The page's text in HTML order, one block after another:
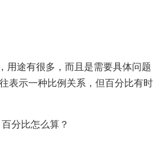
用途有很多，而且是需要具体问题
表示一种比例关系，但百分比有时